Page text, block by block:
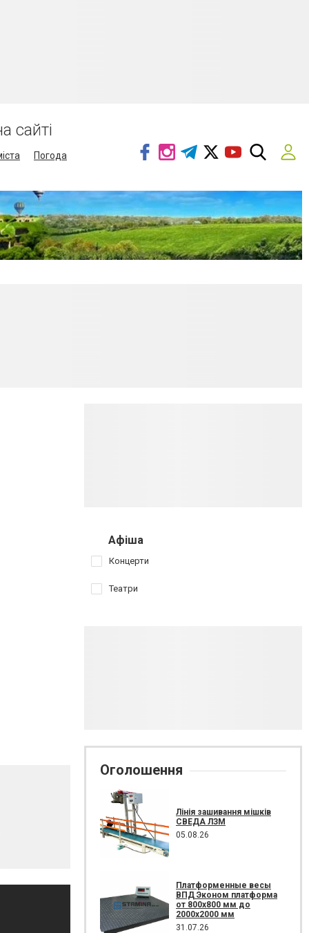
сайті
Погода
Афіша
Концерти
Театри
Оголошення
Лінія зашивання мішків
СВЕДА ЛЗМ
05.08.26
Платформенные весы
ВПД Эконом платформа
от 800х800 мм до
2000х2000 мм
31.07.26